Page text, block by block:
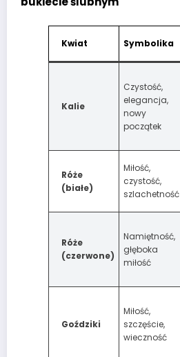
Kwiat Symbolika
Kalie
Czystość,
elegancja,
nowy
początek
Róże
(białe)
Miłość,
czystość,
szlachetność
Róże
(czerwone)
Namiętność,
głęboka
miłość
Goździki
Miłość,
szczęście,
wieczność